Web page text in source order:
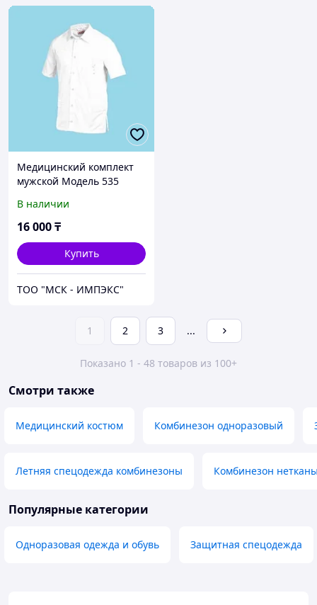
Медицинский комплект
мужской Модель 535
В наличии
16 000₸
Купить
ТОО "МСК - ИМПЭКС"
1 2 3 ...
Показано 1 - 48 товаров из 100+
Смотри также
Медицинский костюм Комбинезон одноразовый
Летняя спецодежда комбинезоны Комбинезон
Популярные категории
Одноразовая одежда и обувь Защитная спецодежда